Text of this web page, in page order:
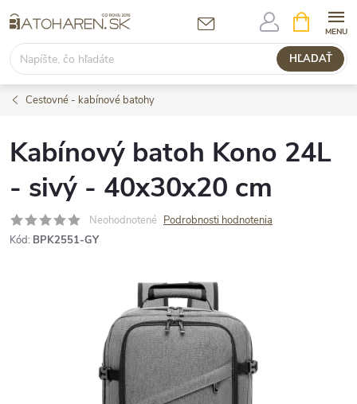
na
obsah
HĽADAŤ
KOŠÍK
Cestovné - kabínové batohy
Kabínový batoh Kono 24L
- sivý - 40x30x20 cm
Neohodnotené Podrobnosti hodnotenia
Kód: BPK2551-GY